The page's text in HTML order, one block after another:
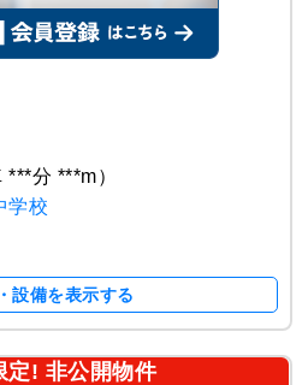
***分 ***m）
学校
設備を表示する
定! 非公開物件